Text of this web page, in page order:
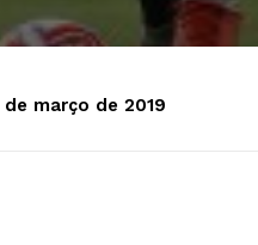
de março de 2019